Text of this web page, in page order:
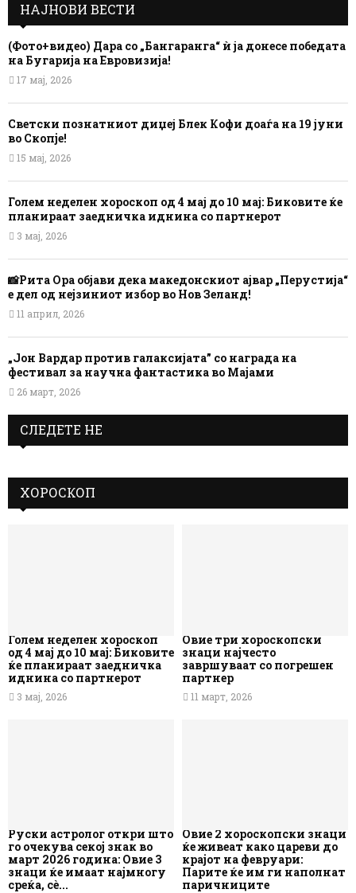
НАЈНОВИ ВЕСТИ
(Фото+видео) Дара со „Бангаранга“ ѝ ја донесе победата
на Бугарија на Евровизија!
17 мај, 2026
Светски познатниот диџеј Блек Кофи доаѓа на 19 јуни
во Скопје!
15 мај, 2026
Голем неделен хороскоп од 4 мај до 10 мај: Биковите ќе
планираат заедничка иднина со партнерот
3 мај, 2026
📸Рита Ора објави дека македонскиот ајвар „Перустија“
е дел од нејзиниот избор во Нов Зеланд!
11 април, 2026
„Јон Вардар против галаксијата” со награда на
фестивал за научна фантастика во Мајами
26 март, 2026
СЛЕДЕТЕ НЕ
ХОРОСКОП
Голем неделен хороскоп
од 4 мај до 10 мај: Биковите
ќе планираат заедничка
иднина со партнерот
3 мај, 2026
Овие три хороскопски
знаци најчесто
завршуваат со погрешен
партнер
11 март, 2026
Руски астролог откри што
го очекува секој знак во
март 2026 година: Овие 3
знаци ќе имаат најмногу
среќа, сè...
Овие 2 хороскопски знаци
ќе живеат како цареви до
крајот на февруари:
Парите ќе им ги наполнат
паричниците